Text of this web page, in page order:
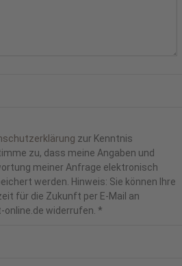
zur Kenntnis
zu, dass meine Angaben und
meiner Anfrage elektronisch
werden. Hinweis: Sie können Ihre
für die Zukunft per E-Mail an
online.de widerrufen. *